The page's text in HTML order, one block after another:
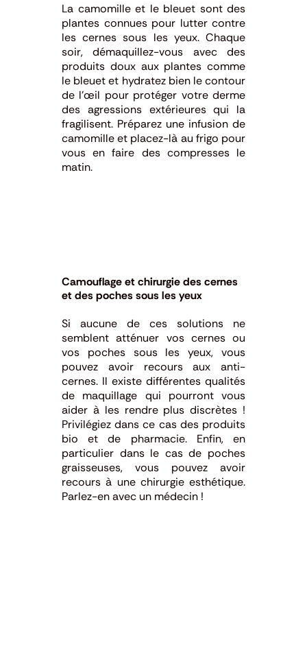
La camomille et le bleuet sont des
plantes connues pour lutter contre
les cernes sous les yeux. Chaque
soir, démaquillez-vous avec des
produits doux aux plantes comme
le bleuet et hydratez bien le contour
de l’œil pour protéger votre derme
des agressions extérieures qui la
fragilisent. Préparez une infusion de
camomille et placez-là au frigo pour
vous en faire des compresses le
matin.
Camouflage et chirurgie des cernes
et des poches sous les yeux
Si aucune de ces solutions ne
semblent atténuer vos cernes ou
vos poches sous les yeux, vous
pouvez avoir recours aux anti-
cernes. Il existe différentes qualités
de maquillage qui pourront vous
aider à les rendre plus discrètes !
Privilégiez dans ce cas des produits
bio et de pharmacie. Enfin, en
particulier dans le cas de poches
graisseuses, vous pouvez avoir
recours à une chirurgie esthétique.
Parlez-en avec un médecin !